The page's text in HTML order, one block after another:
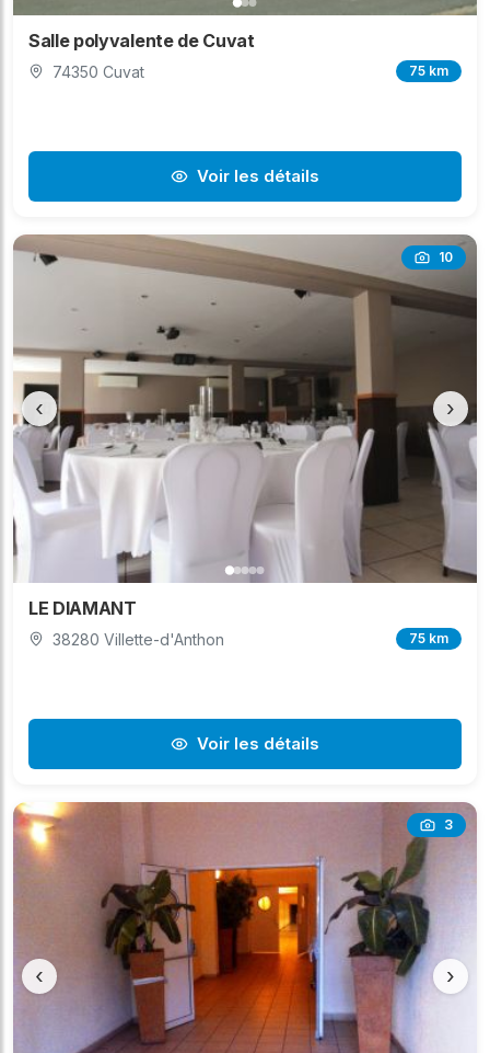
Salle polyvalente de Cuvat
74350 Cuvat 75 km
Voir les détails
10
‹ ›
LE DIAMANT
38280 Villette-d'Anthon 75 km
Voir les détails
3
‹ ›